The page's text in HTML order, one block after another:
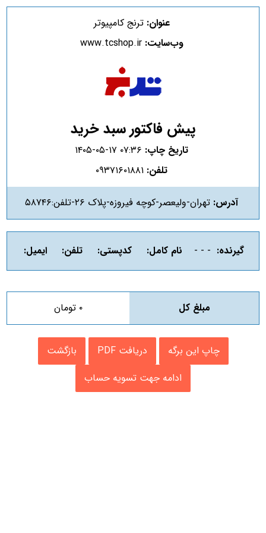
عنوان: ترنج کامپیوتر
وب‌سایت: www.tcshop.ir
پیش فاکتور سبد خرید
تاریخ چاپ: ۱۴۰۵-۰۵-۱۷ ۰۷:۳۶
تلفن: ۰۹۳۷۱۶۰۱۸۸۱
آدرس: تهران-ولیعصر-کوچه فیروزه-پلاک ۲۶-تلفن:۵۸۷۴۶
گیرنده: - - - نام کامل: کدپستی: تلفن: ایمیل:
مبلغ کل ۰ تومان
چاپ این برگه دریافت PDF
بازگشت
ادامه جهت تسویه حساب